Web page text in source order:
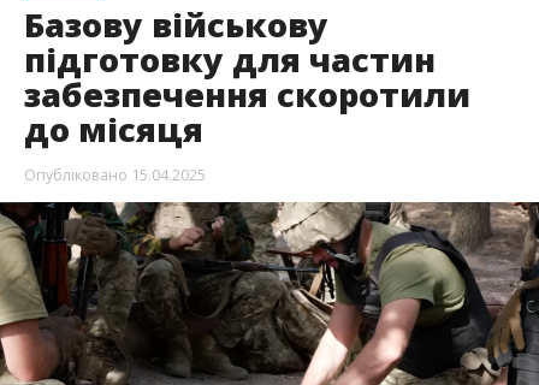
Базову військову
підготовку для частин
забезпечення скоротили
до місяця
Опубліковано 15.04.2025